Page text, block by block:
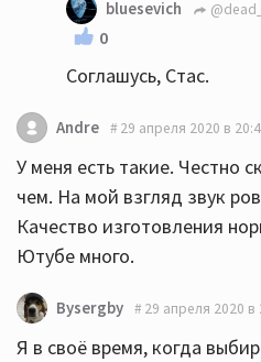
bluesevich
0
Соглашусь, Стас.
Andre 29 апреля 2020 в
У меня есть такие. Честно
чем. На мой взгляд звук
Качество изготовления
Ютубе много.
Bysergby 29 апреля 2020 в
Я в своё время, когда